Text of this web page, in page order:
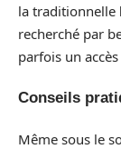
la traditionnelle
recherché par
parfois un
Conseils
Même sous le